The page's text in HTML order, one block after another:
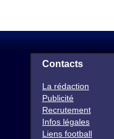
Contacts
La rédaction
Publicité
Recrutement
Infos légales
Liens football